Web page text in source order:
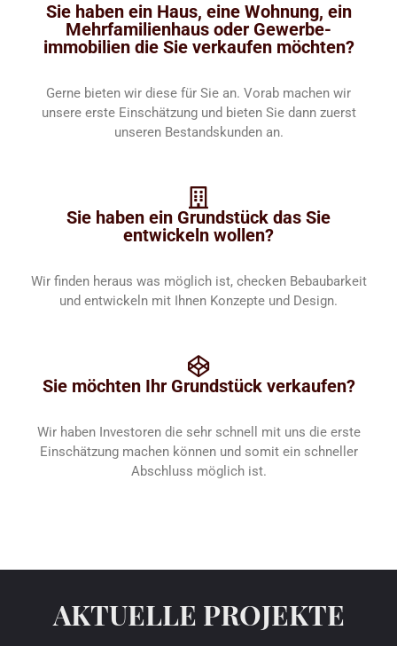
Sie haben ein Haus, eine Wohnung, ein
Mehr­familien­haus oder Gewerbe­
immobilien die Sie verkaufen möchten?
Gerne bieten wir diese für Sie an. Vorab machen wir
unsere erste Einschätzung und bieten Sie dann zuerst
unseren Bestands­kunden an.
Sie haben ein Grundstück das Sie
entwickeln wollen?
Wir finden heraus was möglich ist, checken Bebau­barkeit
und entwickeln mit Ihnen Konzepte und Design.
Sie möchten Ihr Grundstück verkaufen?
Wir haben Investoren die sehr schnell mit uns die erste
Einschätzung machen können und somit ein schneller
Abschluss möglich ist.
AKTUELLE PROJEKTE